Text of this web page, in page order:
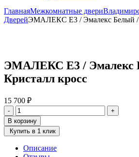
ГлавнаяМежкомнатные двери
ДверейЭМАЛЕКС Е3 / Эмалекс Белый /
ЭМАЛЕКС Е3 / Эмалекс
Кристалл кросс
15 700 ₽
Количество
товара
ЭМАЛЕКС
Е3
Эмалекс
-
+
В корзину
Купить в 1 клик
Описание